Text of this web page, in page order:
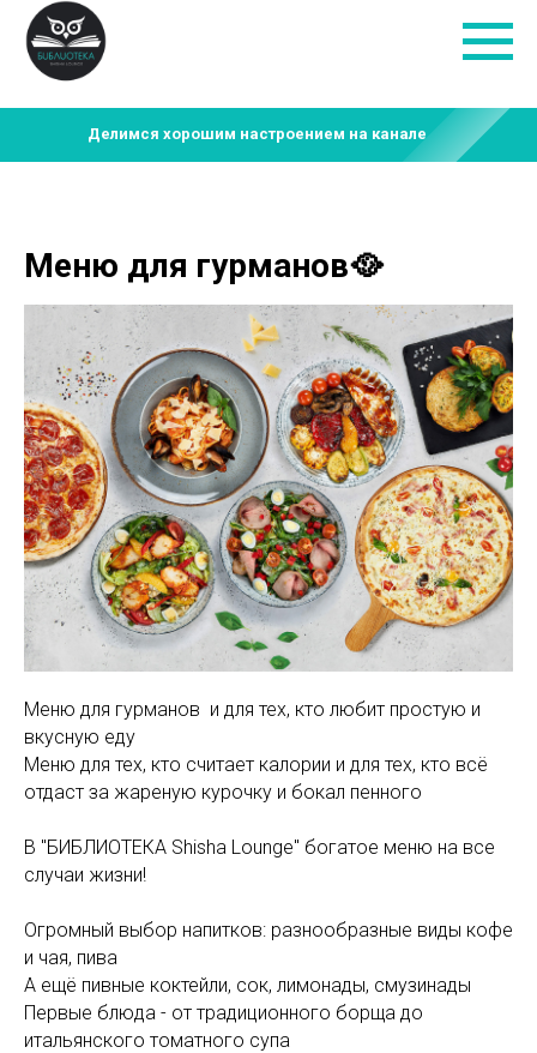
Делимся хорошим настроением на канале
Меню для гурманов🥘
Меню для гурманов и для тех, кто любит простую и
вкусную еду
Меню для тех, кто считает калории и для тех, кто всё
отдаст за жареную курочку и бокал пенного
В "БИБЛИОТЕКА Shisha Lounge" богатое меню на все
случаи жизни!
Огромный выбор напитков: разнообразные виды кофе
и чая, пива
А ещё пивные коктейли, сок, лимонады, смузинады
Первые блюда - от традиционного борща до
итальянского томатного супа